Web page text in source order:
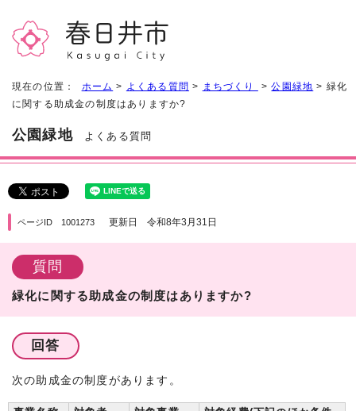
現在の位置： ホーム > よくある質問 > まちづくり >公園緑地 > 緑化
に関する助成金の制度はありますか?
公園緑地よくある質問
ページID 1001273 更新日 令和8年3月31日
質問
緑化に関する助成金の制度はありますか?
回答
次の助成金の制度があります。